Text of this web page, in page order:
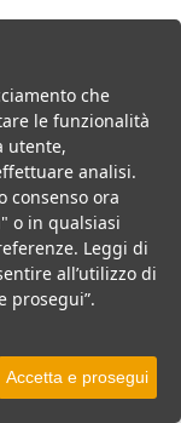
prossima
le migliori mete, i
viaggio.
che
le funzionalità
utente,
analisi.
consenso ora
o in qualsiasi
Leggi di
all’utilizzo di
prosegui”.
Accetta e prosegui